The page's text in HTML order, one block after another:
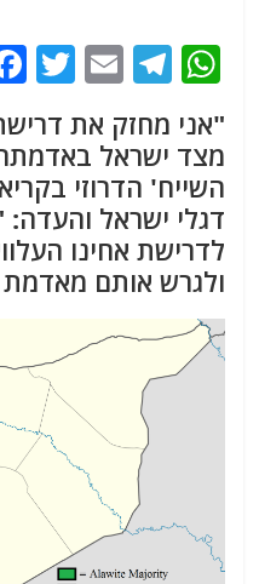
W
at
s
A
p
p
T
e
g
ra
m
E
ai
l
T
"אני מחזק את
מצד ישראל
השייח' הדרוזי
דגלי ישראל
לדרישת אחינו
ולגרש אותם